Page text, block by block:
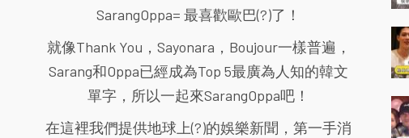
SarangOppa= 最喜歡歐巴(?)了！
就像Thank You，Sayonara，Boujour一樣普遍，
Sarang和Oppa已經成為Top 5最廣為人知的韓文
單字，所以一起來SarangOppa吧！
在這裡我們提供地球上(?)的娛樂新聞，第一手消